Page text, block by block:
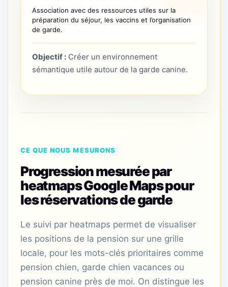
Association avec des ressources utiles sur la
préparation du séjour, les vaccins et l’organisation
de garde.
Objectif : Créer un environnement
sémantique utile autour de la garde canine.
CE QUE NOUS MESURONS
Progression mesurée par
heatmaps Google Maps pour
les réservations de garde
Le suivi par heatmaps permet de visualiser
les positions de la pension sur une grille
locale, pour les mots-clés prioritaires comme
pension chien, garde chien vacances ou
pension canine près de moi. On distingue les